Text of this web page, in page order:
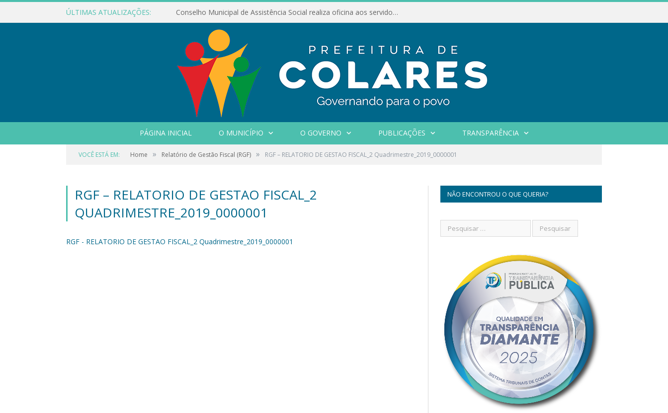
ÚLTIMAS ATUALIZAÇÕES: Conselho Municipal de Assistência Social realiza oficina aos servidores
PÁGINA INICIAL O MUNICÍPIO O GOVERNO PUBLICAÇÕES TRANSPARÊNCIA
VOCÊ ESTÁ EM: Home » Relatório de Gestão Fiscal (RGF) » RGF – RELATORIO DE GESTAO FISCAL_2 Quadrimestre_2019_0000001
RGF – RELATORIO DE GESTAO FISCAL_2
QUADRIMESTRE_2019_0000001
RGF - RELATORIO DE GESTAO FISCAL_2 Quadrimestre_2019_0000001
NÃO ENCONTROU O QUE QUERIA?